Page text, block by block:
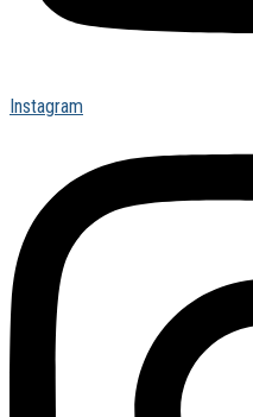
Instagram